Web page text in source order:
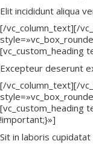
Elit incididunt aliqua
[/vc_column_text][/
[vc_custom_heading
Excepteur deserunt
[/vc_column_text][/
[vc_custom_heading
!important;}»]
Sit in laboris